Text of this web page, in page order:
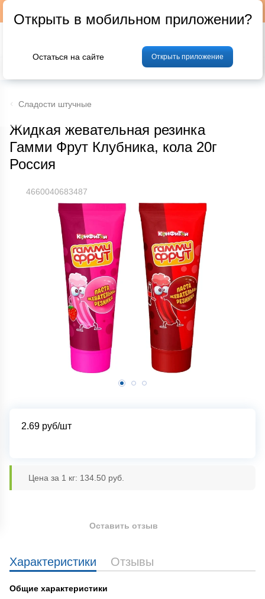
Фрукты и овощи Мясо Птица
Сладости штучные
Жидкая жевательная резинка
Гамми Фрут Клубника, кола 20г
Россия
4660040683487
2.69 руб/шт
Цена за 1 кг: 134.50 руб.
Характеристики Отзывы
Общие характеристики
Оставить отзыв
Открыть в мобильном приложении?
Остаться на сайте Открыть приложение